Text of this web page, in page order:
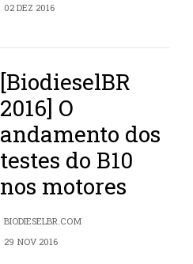
02 DEZ 2016
[BiodieselBR
2016] O
andamento dos
testes do B10
nos motores
BIODIESELBR.COM
29 NOV 2016